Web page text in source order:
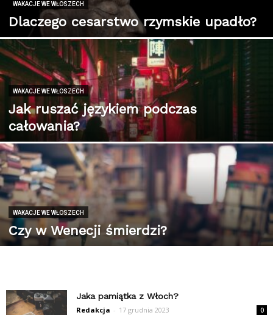
WAKACJE WE WŁOSZECH
Dlaczego cesarstwo rzymskie upadło?
WAKACJE WE WŁOSZECH
Jak ruszać językiem podczas
całowania?
WAKACJE WE WŁOSZECH
Czy w Wenecji śmierdzi?
Jaka pamiątka z Włoch?
Redakcja - 17 grudnia 2023 0